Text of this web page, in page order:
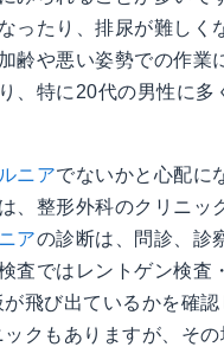
ったり、排尿が難しく
齢や悪い姿勢での作業
、特に20代の男性に多
ニアでないかと心配に
、整形外科のクリニッ
アの診断は、問診、診
査ではレントゲン検査
飛び出ているかを確認
クもありますが、その